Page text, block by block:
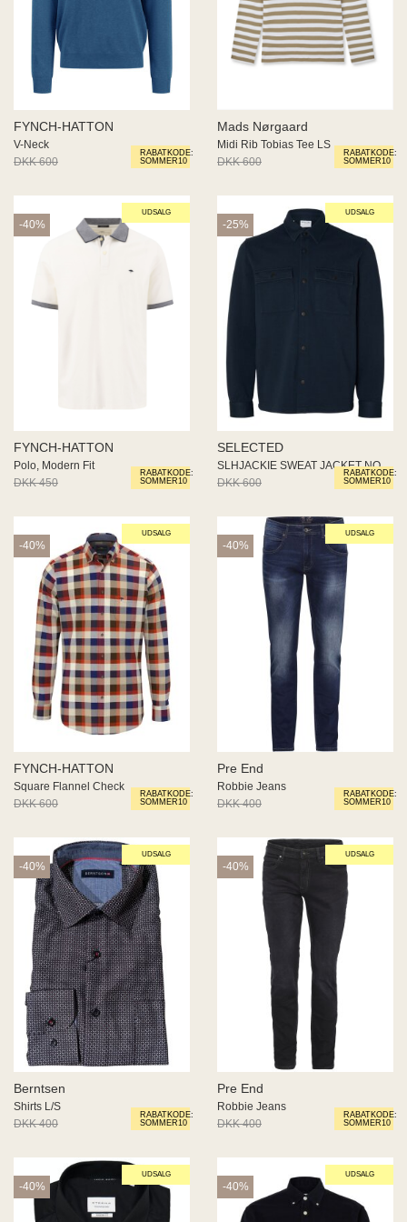
RABATKODE:
SOMMER10
FYNCH-HATTON
V-Neck
DKK 600
DKK 360
RABATKODE:
SOMMER10
Mads Nørgaard
Midi Rib Tobias Tee LS
DKK 600
DKK 450
UDSALG
RABATKODE:
SOMMER10
-40%
FYNCH-HATTON
Polo, Modern Fit
DKK 450
DKK 270
UDSALG
RABATKODE:
SOMMER10
-25%
SELECTED
SLHJACKIE SWEAT JACKET NOOS
DKK 600
DKK 450
UDSALG
RABATKODE:
SOMMER10
-40%
FYNCH-HATTON
Square Flannel Check
DKK 600
DKK 360
UDSALG
RABATKODE:
SOMMER10
-40%
Pre End
Robbie Jeans
DKK 400
DKK 240
UDSALG
RABATKODE:
SOMMER10
-40%
Berntsen
Shirts L/S
DKK 400
DKK 240
UDSALG
RABATKODE:
SOMMER10
-40%
Pre End
Robbie Jeans
DKK 400
DKK 240
UDSALG
-40%
UDSALG
-40%